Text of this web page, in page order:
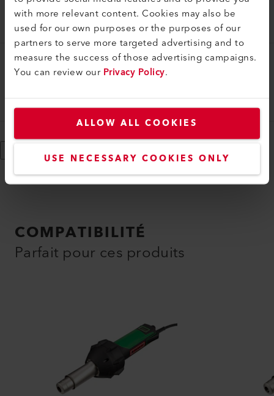
with more relevant content. Cookies may also be
used for our own purposes or the purposes of our
partners to serve more targeted advertising and to
measure the success of those advertising campaigns.
You can review ourPrivacy Policy.
ALLOW ALL COOKIES
USE NECESSARY COOKIES ONLY
Buse à large fente (ø 92.0) 130 x 16 mm
107.274
Buse à fente large
107.263
COMPATIBILITÉ
Parfait pour ces produits